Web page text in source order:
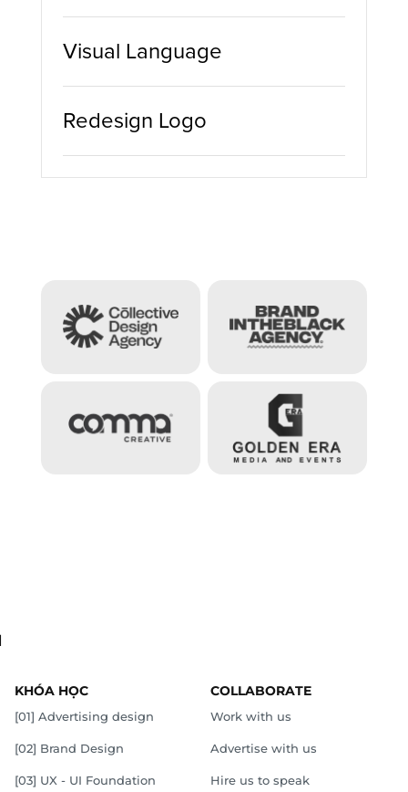
Visual Language
Redesign Logo
KHÓA HỌC
[01] Advertising design
[02] Brand Design
[03] UX - UI Foundation
COLLABORATE
Work with us
Advertise with us
Hire us to speak